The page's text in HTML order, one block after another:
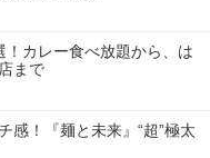
カレー食べ放題から、は
まで
感！『麺と未来』“超”極太